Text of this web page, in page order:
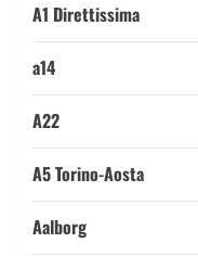
A1 Direttissima
a14
A22
A5 Torino-Aosta
Aalborg